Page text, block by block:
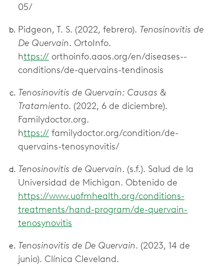
05/
Pidgeon, T. S. (2022, febrero). Tenosinovitis de
De Quervain. OrtoInfo.
https:// orthoinfo.aaos.org/en/diseases--
conditions/de-quervains-tendinosis
Tenosinovitis de Quervain: Causas &
Tratamiento. (2022, 6 de diciembre).
Familydoctor.org.
https:// familydoctor.org/condition/de-
quervains-tenosynovitis/
Tenosinovitis de Quervain. (s.f.). Salud de la
Universidad de Michigan. Obtenido de
https://www.uofmhealth.org/conditions-
treatments/hand-program/de-quervain-
tenosynovitis
Tenosinovitis de De Quervain. (2023, 14 de
junio). Clínica Cleveland.